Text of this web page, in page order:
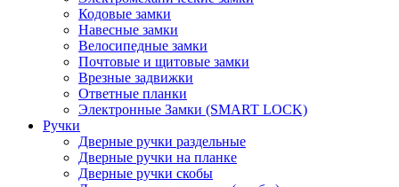
Кодовые замки
Навесные замки
Велосипедные замки
Почтовые и щитовые замки
Врезные задвижки
Ответные планки
Электронные Замки (SMART LOCK)
Ручки
Дверные ручки раздельные
Дверные ручки на планке
Дверные ручки скобы